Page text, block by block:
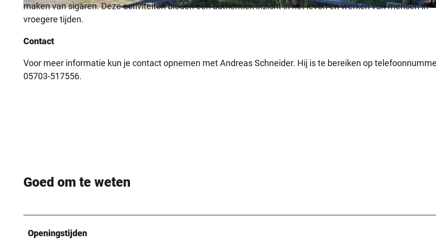
© Die westfälischen Sieben |
maken van sigaren. Deze activiteiten bieden een authentiek inzicht in het leven en werken van mensen in
vroegere tijden.
Contact
Voor meer informatie kun je contact opnemen met Andreas Schneider. Hij is te bereiken op
05703-517556.
Goed om te weten
Openingstijden